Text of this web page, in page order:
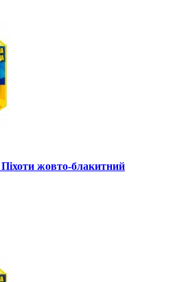
жовто-блакитний